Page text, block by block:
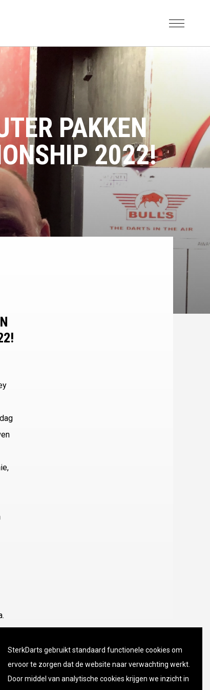
PAKKEN
2022!
SterkDarts gebruikt standaard functionele cookies om
ervoor te zorgen dat de website naar verwachting werkt.
Door middel van analytische cookies krijgen we inzicht in